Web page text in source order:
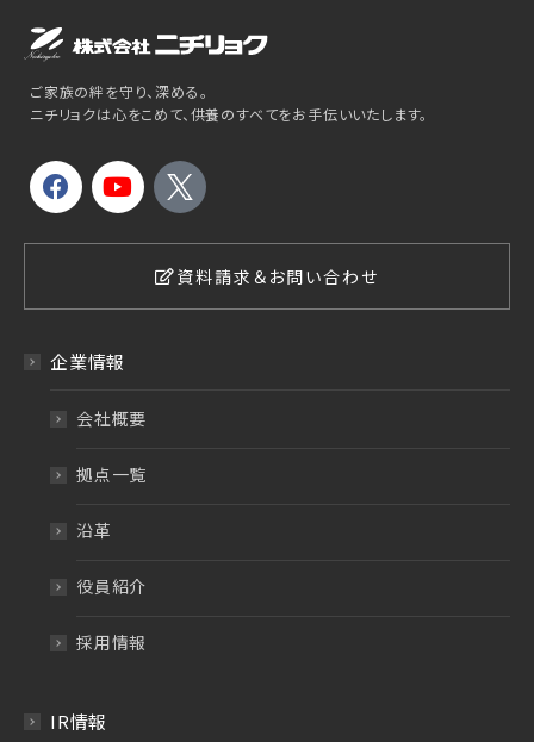
ご家族の絆を守り、深める。
ニチリョクは心をこめて、供養のすべてをお手伝いいたします。
資料請求＆お問い合わせ
企業情報
会社概要
拠点一覧
沿革
役員紹介
採用情報
IR情報